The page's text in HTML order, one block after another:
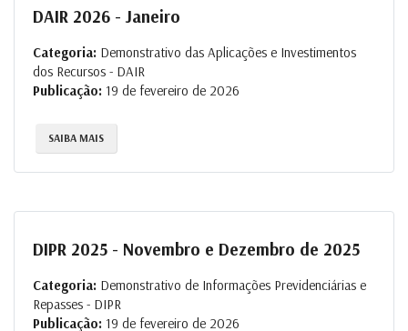
DAIR 2026 - Janeiro
Categoria: Demonstrativo das Aplicações e Investimentos
dos Recursos - DAIR
Publicação: 19 de fevereiro de 2026
SAIBA MAIS
DIPR 2025 - Novembro e Dezembro de 2025
Categoria: Demonstrativo de Informações Previdenciárias e
Repasses - DIPR
Publicação: 19 de fevereiro de 2026